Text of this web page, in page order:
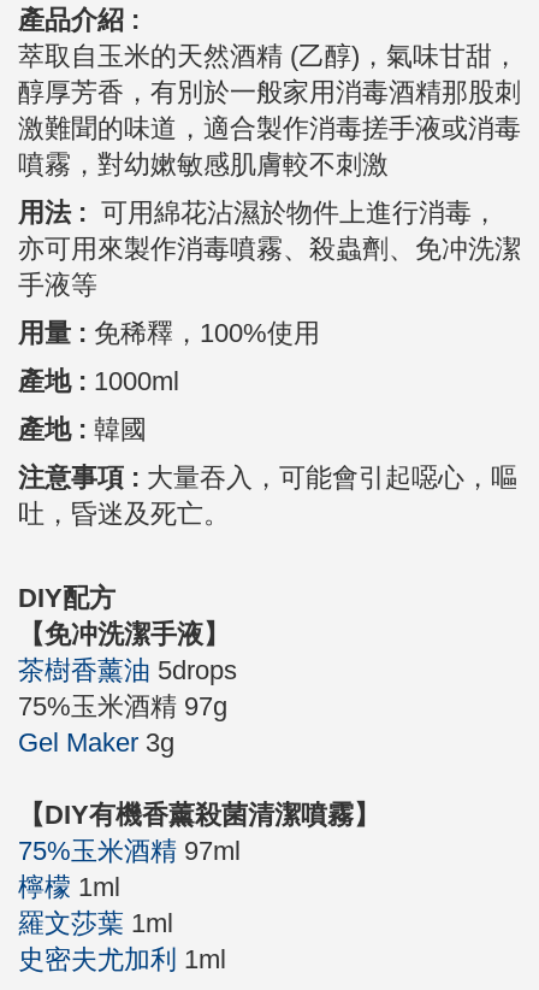
產品介紹 :
萃取自玉米的天然酒精 (乙醇)，氣味甘甜，
醇厚芳香，有別於一般家用消毒酒精那股刺
激難聞的味道，適合製作消毒搓手液或消毒
噴霧，對幼嫰敏感肌膚較不刺激
用法 : 可用綿花沾濕於物件上進行消毒，
亦可用來製作消毒噴霧、殺蟲劑、免冲洗潔
手液等
用量 : 免稀釋，100%使用
產地 : 1000ml
產地 : 韓國
注意事項 : 大量吞入，可能會引起噁心，嘔
吐，昏迷及死亡。
DIY配方
【免冲洗潔手液】
茶樹香薰油 5drops
75%玉米酒精 97g
Gel Maker 3g
【DIY有機香薰殺菌清潔噴霧】
75%玉米酒精 97ml
檸檬 1ml
羅文莎葉 1ml
史密夫尤加利 1ml